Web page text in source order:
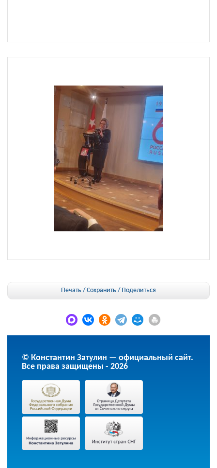
Печать / Сохранить / Поделиться
© Константин Затулин — официальный сайт.
Все права защищены - 2026